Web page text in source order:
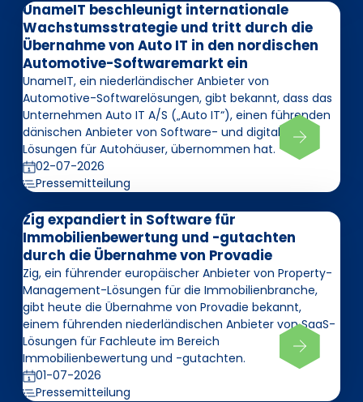
UnameIT beschleunigt internationale
Wachstumsstrategie und tritt durch die
Übernahme von Auto IT in den nordischen
Automotive-Softwaremarkt ein
UnameIT, ein niederländischer Anbieter von
Automotive-Softwarelösungen, gibt bekannt, dass das
Unternehmen Auto IT A/S („Auto IT“), einen führenden
dänischen Anbieter von Software- und digitalen
Lösungen für Autohäuser, übernommen hat.
02-07-2026
Pressemitteilung
Zig expandiert in Software für
Immobilienbewertung und -gutachten
durch die Übernahme von Provadie
Zig, ein führender europäischer Anbieter von Property-
Management-Lösungen für die Immobilienbranche,
gibt heute die Übernahme von Provadie bekannt,
einem führenden niederländischen Anbieter von SaaS-
Lösungen für Fachleute im Bereich
Immobilienbewertung und -gutachten.
01-07-2026
Pressemitteilung